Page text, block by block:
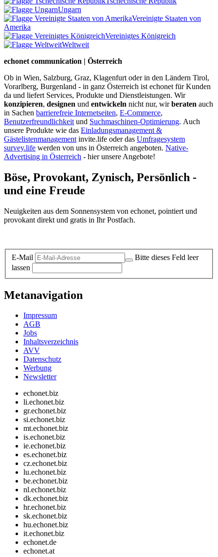
Ungarn
Vereinigte Staaten von
Amerika
Vereinigtes Königreich
Weltweit
echonet communication | Österreich
Ob in Wien, Salzburg, Graz, Klagenfurt oder in den Ländern Tirol,
Vorarlberg, Burgenland - in ganz Österreich ist echonet für Kunden
da und liefert Services, Produkte und Dienstleistungen. Wir
konzipieren, designen und entwickeln nicht nur, wirberaten auch
in Sachen barrierefreie Internetseiten, E-Commerce,
Benutzerfreundlichkeit und Suchmaschinen-Optimierung. Auch
unsere Produkte wie das Einladungsmanagement &
Gästelistenmanagement invite.life oder das Umfragesystem
survey.life werden von uns in Österreich angeboten. Native-
Advertising in Österreich - hier unsere Angebote!
Böse, Provokant, Zynisch, Persönlich -
und eine Freude
Neuigkeiten aus dem Sonnensystem von echonet, pointiert und
provokant direkt und gratis in Ihr Postfach.
E-Mail
Bitte dieses Feld leer
lassen
Metanavigation
Impressum
AGB
Jobs
Inhaltsverzeichnis
AVV
Datenschutz
Werbung
Newsletter
echonet.biz
li.echonet.biz
gr.echonet.biz
si.echonet.biz
mt.echonet.biz
is.echonet.biz
ie.echonet.biz
es.echonet.biz
cz.echonet.biz
lu.echonet.biz
be.echonet.biz
nl.echonet.biz
dk.echonet.biz
hr.echonet.biz
sk.echonet.biz
hu.echonet.biz
it.echonet.biz
echonet.de
echonet.at